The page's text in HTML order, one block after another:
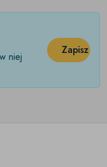
niej
Zapisz